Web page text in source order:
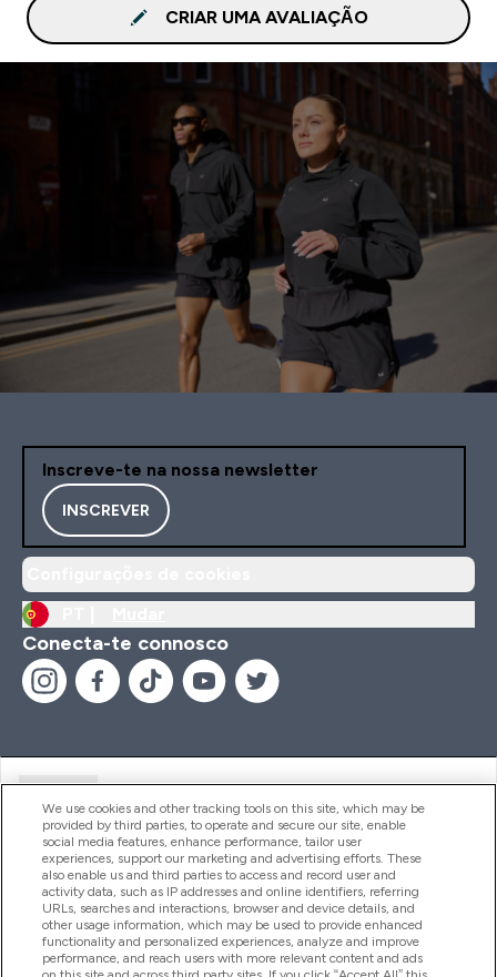
CRIAR UMA AVALIAÇÃO
Inscreve-te na nossa newsletter
INSCREVER
Conecta-te connosco
Produtos
Informação
We use cookies and other tracking tools on this site, which may be
provided by third parties, to operate and secure our site, enable
social media features, enhance performance, tailor user
experiences, support our marketing and advertising efforts. These
also enable us and third parties to access and record user and
activity data, such as IP addresses and online identifiers, referring
URLs, searches and interactions, browser and device details, and
other usage information, which may be used to provide enhanced
functionality and personalized experiences, analyze and improve
performance, and reach users with more relevant content and ads